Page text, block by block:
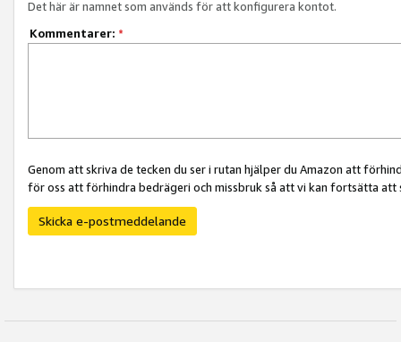
Det här är namnet som används för att konfigurera kontot.
Kommentarer: *
Genom att skriva de tecken du ser i rutan hjälper du Amazon att
för oss att förhindra bedrägeri och missbruk så att vi kan fortsätta
Skicka e-postmeddelande